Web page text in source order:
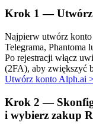
Automatyczna
Zdobądź
Krok 1 —
Najpierw utwórz
Telegrama, Phantoma
Po rejestracji włącz
(2FA), aby zwiększyć
Utwórz konto Alph.ai
Krok 2 —
i wybierz zakup